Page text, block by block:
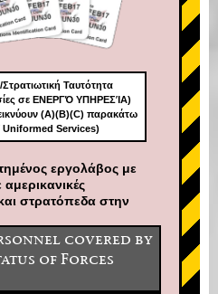
Ταυτότητα
σε ΕΝΕΡΓΌ ΥΠΗΡΕΣΊΑ)
(A)(B)(C) παρακάτω
Uniformed Services)
εργολάβος με
στρατόπεδα στην
covered by
of Forces